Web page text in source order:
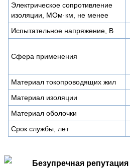
Электрическое сопротивление
изоляции, МОм·км, не менее
Испытательное напряжение, В
Сфера применения
Материал токопроводящих жил
Материал изоляции
Материал оболочки
Срок службы, лет
Безупречная репутация